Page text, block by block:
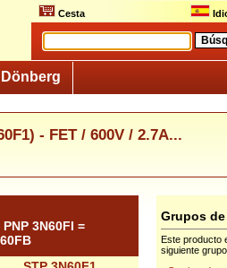
Cesta
- FET / 600V / 2.7A...
3N60FI =
Grupos
Este producto
siguiente